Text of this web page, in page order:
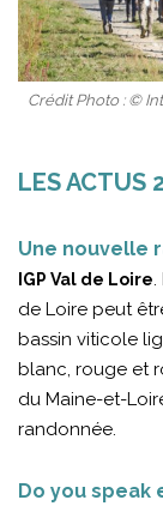
Crédit Photo : ©
LES ACTUS
Une nouvelle
IGP Val de Loire.
de Loire peut
bassin viticole
blanc, rouge et
du Maine-et-
randonnée.
Do you speak